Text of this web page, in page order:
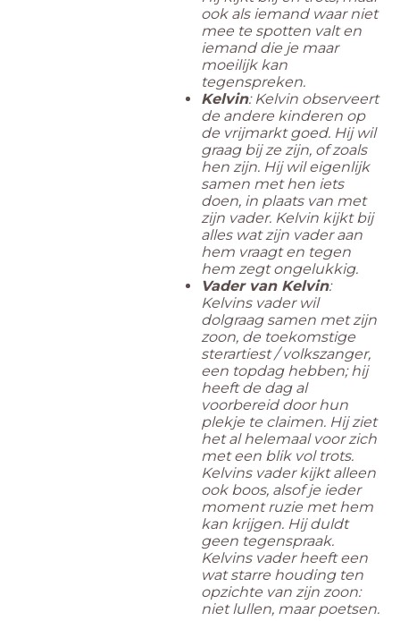
ook als iemand waar niet
mee te spotten valt en
iemand die je maar
moeilijk kan
tegenspreken.
Kelvin: Kelvin observeert
de andere kinderen op
de vrijmarkt goed. Hij wil
graag bij ze zijn, of zoals
hen zijn. Hij wil eigenlijk
samen met hen iets
doen, in plaats van met
zijn vader. Kelvin kijkt bij
alles wat zijn vader aan
hem vraagt en tegen
hem zegt ongelukkig.
Vader van Kelvin:
Kelvins vader wil
dolgraag samen met zijn
zoon, de toekomstige
sterartiest / volkszanger,
een topdag hebben; hij
heeft de dag al
voorbereid door hun
plekje te claimen. Hij ziet
het al helemaal voor zich
met een blik vol trots.
Kelvins vader kijkt alleen
ook boos, alsof je ieder
moment ruzie met hem
kan krijgen. Hij duldt
geen tegenspraak.
Kelvins vader heeft een
wat starre houding ten
opzichte van zijn zoon:
niet lullen, maar poetsen.